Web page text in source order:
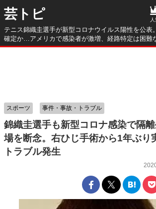
芸トピ
テニス錦織圭選手が新型コロナウイルス陽性を公表
確定か…アメリカで感染者が激増、経路特定は困難
錦織圭選手も新型コロナ感染で隔
場を断念。右ひじ手術から1年ぶり
トラブル発生
スポーツ 事件・事故・トラブル